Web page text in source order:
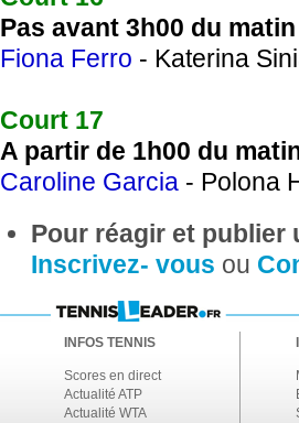
Pas avant 3h00 du matin
Fiona Ferro - Katerina
Court 17
A partir de 1h00 du
Caroline Garcia - Polona
Pour réagir et publier
Inscrivez- vous ou
INFOS TENNIS
Scores en direct
Actualité ATP
Actualité WTA